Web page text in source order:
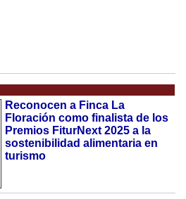
Reconocen a Finca La
Floración como finalista de los
Premios FiturNext 2025 a la
sostenibilidad alimentaria en
turismo